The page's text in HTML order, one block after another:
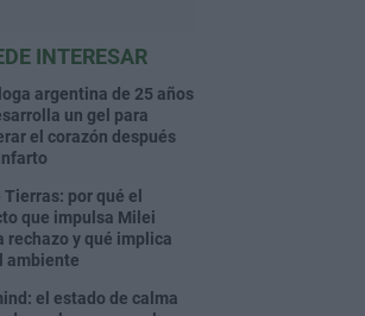
INTERESAR
argentina de 25 años
un gel para
el corazón después
Tierras: por qué el
que impulsa Milei
rechazo y qué implica
ambiente
el estado de calma